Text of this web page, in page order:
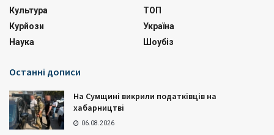
Культура
Курйози
Наука
ТОП
Україна
Шоубіз
Останні дописи
На Сумщині викрили податківців на
хабарництві
06.08.2026